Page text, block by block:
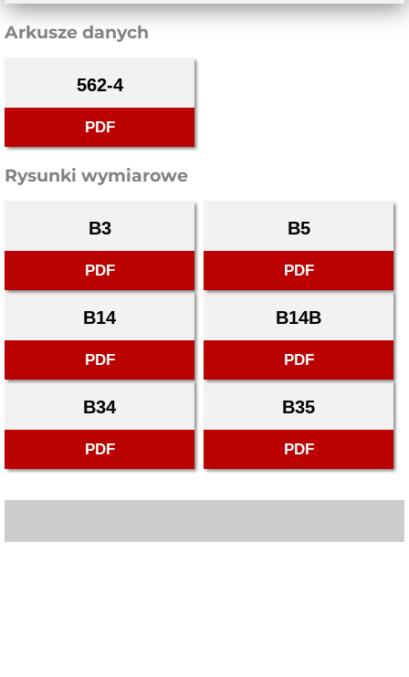
Arkusze danych
562-4
PDF
Rysunki wymiarowe
B3
PDF
B5
PDF
B14
PDF
B14B
PDF
B34
PDF
B35
PDF